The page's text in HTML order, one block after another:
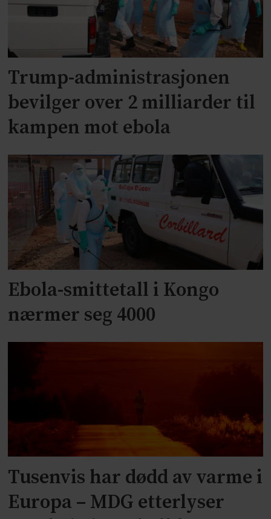
Trump-administrasjonen
bevilger over 2 milliarder til
kampen mot ebola
Ebola-smittetall i Kongo
nærmer seg 4000
Tusenvis har dødd av varme i
Europa – MDG etterlyser